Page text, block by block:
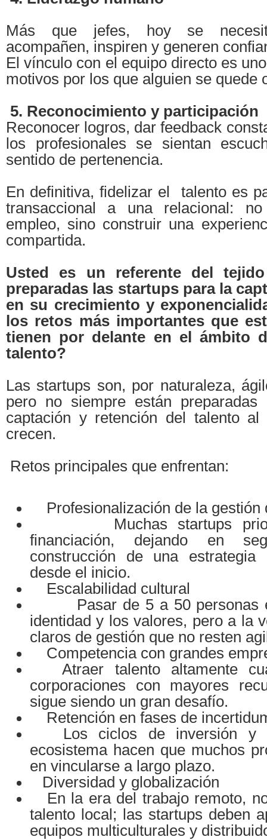
Más que jefes, hoy se
acompañen, inspiren y generen
El vínculo con el equipo directo es
motivos por los que alguien se quede
5. Reconocimiento y participación
Reconocer logros, dar feedback
los profesionales se sientan
sentido de pertenencia.
En definitiva, fidelizar el talento es
transaccional a una relacional:
empleo, sino construir una
compartida.
Usted es un referente del
preparadas las startups para la
en su crecimiento y
los retos más importantes que
tienen por delante en el ámbito
talento?
Las startups son, por naturaleza,
pero no siempre están preparadas
captación y retención del talento
crecen.
Retos principales que enfrentan:
Profesionalización de la gestión
Muchas startups
financiación, dejando en
construcción de una
desde el inicio.
Escalabilidad cultural
Pasar de 5 a 50 personas
identidad y los valores, pero a la
claros de gestión que no resten
Competencia con grandes
Atraer talento altamente
corporaciones con mayores
sigue siendo un gran desafío.
Retención en fases de
Los ciclos de inversión y
ecosistema hacen que muchos
en vincularse a largo plazo.
Diversidad y globalización
En la era del trabajo remoto,
talento local; las startups deben
equipos multiculturales y